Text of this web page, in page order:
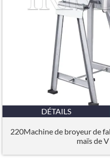
DÉTAILS
220Machine de broyeur de
maïs de